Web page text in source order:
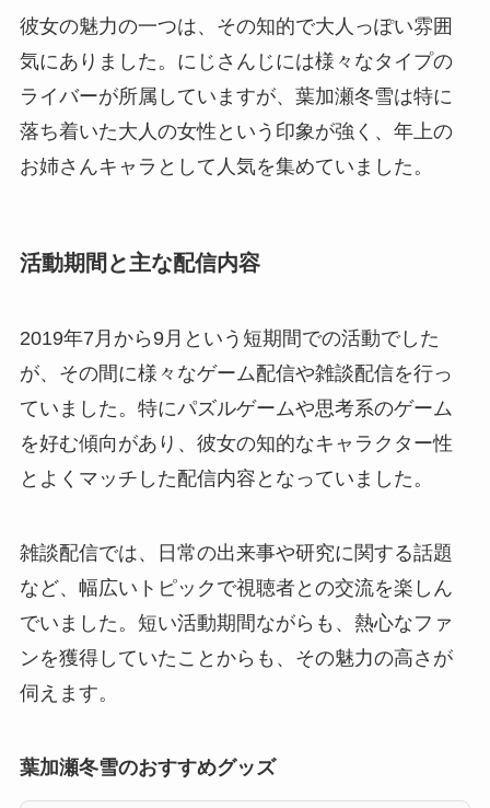
彼女の魅力の一つは、その知的で大人っぽい雰囲
気にありました。にじさんじには様々なタイプの
ライバーが所属していますが、葉加瀬冬雪は特に
落ち着いた大人の女性という印象が強く、年上の
お姉さんキャラとして人気を集めていました。
活動期間と主な配信内容
2019年7月から9月という短期間での活動でした
が、その間に様々なゲーム配信や雑談配信を行っ
ていました。特にパズルゲームや思考系のゲーム
を好む傾向があり、彼女の知的なキャラクター性
とよくマッチした配信内容となっていました。
雑談配信では、日常の出来事や研究に関する話題
など、幅広いトピックで視聴者との交流を楽しん
でいました。短い活動期間ながらも、熱心なファ
ンを獲得していたことからも、その魅力の高さが
伺えます。
葉加瀬冬雪のおすすめグッズ